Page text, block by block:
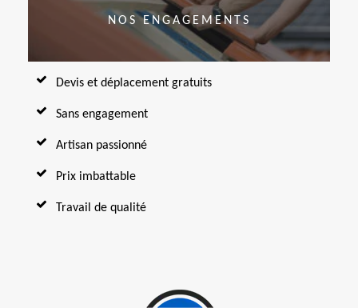
NOS ENGAGEMENTS
Devis et déplacement gratuits
Sans engagement
Artisan passionné
Prix imbattable
Travail de qualité